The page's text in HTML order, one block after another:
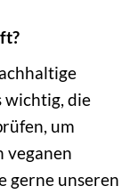
wichtig, die
um
veganen
gerne unseren